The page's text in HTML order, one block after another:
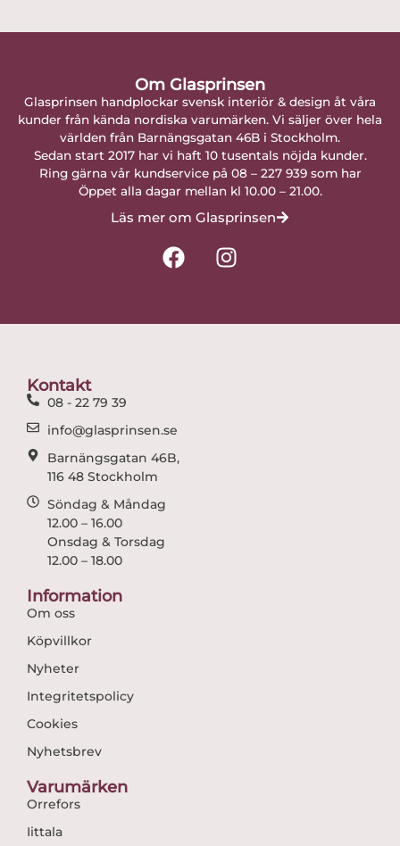
Om Glasprinsen
Glasprinsen handplockar svensk interiör & design åt våra
kunder från kända nordiska varumärken. Vi säljer över hela
världen från Barnängsgatan 46B i Stockholm.
Sedan start 2017 har vi haft 10 tusentals nöjda kunder.
Ring gärna vår kundservice på 08 – 227 939 som har
Öppet alla dagar mellan kl 10.00 – 21.00.
Läs mer om Glasprinsen
F
a
I
n
Kontakt
08 - 22 79 39
info@glasprinsen.se
Barnängsgatan 46B,
116 48 Stockholm
Söndag & Måndag
12.00 – 16.00
Onsdag & Torsdag
12.00 – 18.00
Information
Om oss
Köpvillkor
Nyheter
Integritetspolicy
Cookies
Nyhetsbrev
Varumärken
Orrefors
Iittala